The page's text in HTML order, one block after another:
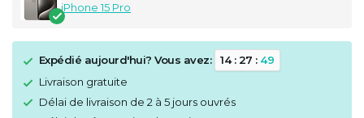
iPhone 15 Pro
Expédié aujourd'hui? Vous avez: 14:27 : 49
Livraison gratuite
Délai de livraison de 2 à 5 jours ouvrés